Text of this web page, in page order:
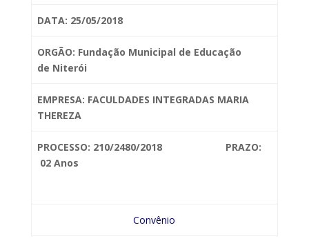
DATA: 25/05/2018
ORGÃO: Fundação Municipal de Educação
de Niterói
EMPRESA: FACULDADES INTEGRADAS MARIA
THEREZA
PROCESSO: 210/2480/2018 PRAZO:
02 Anos
Convênio